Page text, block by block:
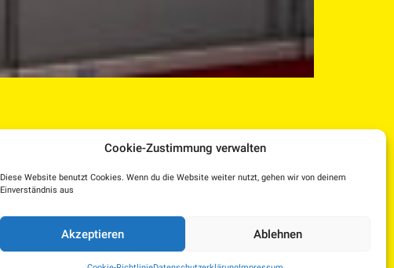
Cookie-Zustimmung verwalten
Diese Website benutzt Cookies. Wenn du die Website weiter nutzt, gehen wir von deinem
Einverständnis aus
Akzeptieren Ablehnen
Facebook Instagram
Kulturplattform OÖ – KUPF